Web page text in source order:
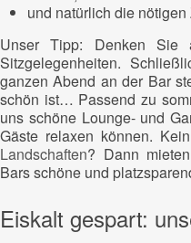
und natürlich die
Unser Tipp: Denken Sie
Sitzgelegenheiten.
ganzen Abend an der Bar
schön ist… Passend zu
uns schöne Lounge- und
Gäste relaxen können.
Landschaften? Dann
Bars schöne und
Eiskalt gespart: